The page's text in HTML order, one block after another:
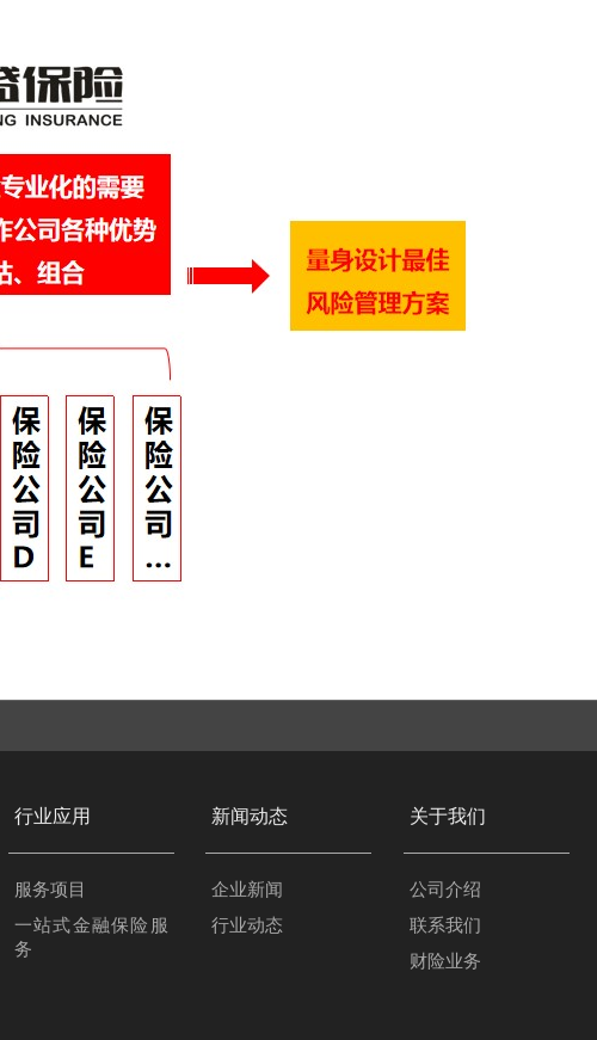
行业应用
服务项目
一站式金融保险服
务
新闻动态
企业新闻
行业动态
关于我们
公司介绍
联系我们
财险业务